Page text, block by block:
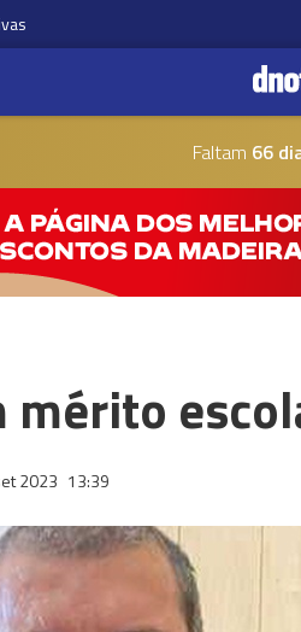
Faltam 66
mérito
2023 13:39